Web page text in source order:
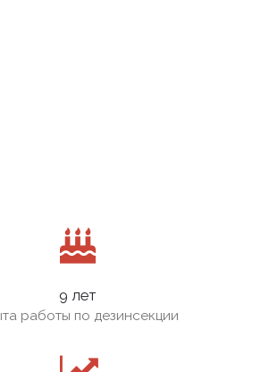
9 лет
работы по дезинсекции